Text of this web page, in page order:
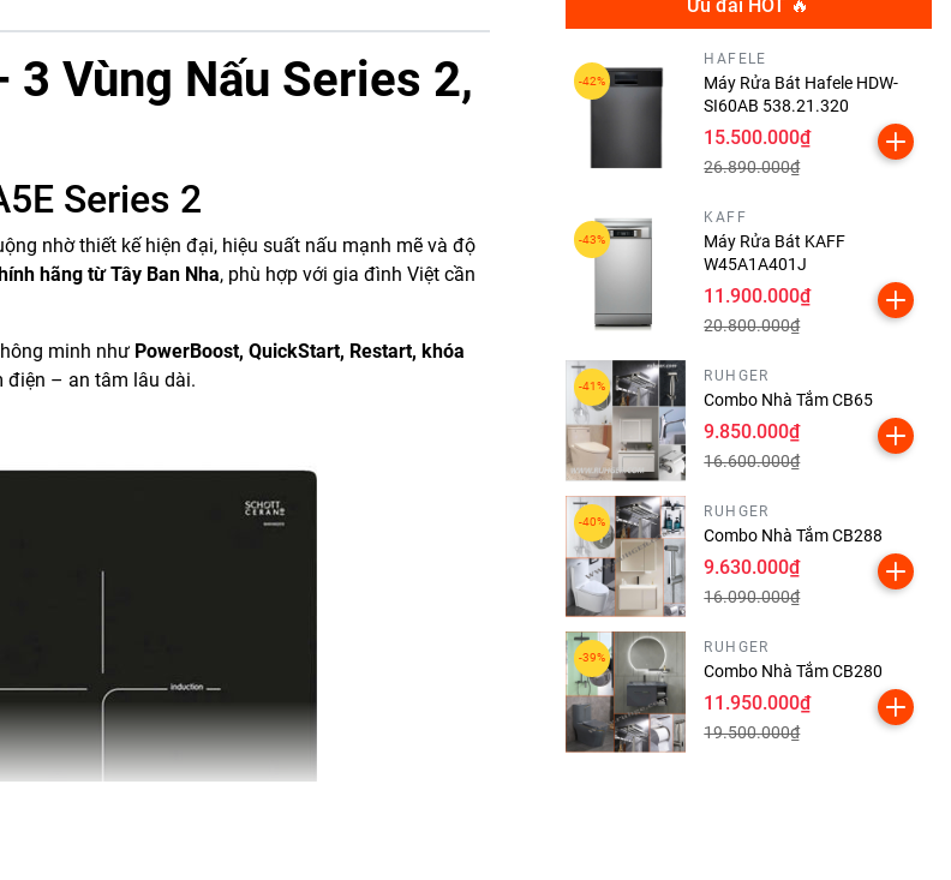
3 Vùng Nấu Series 2,
Series 2
nhờ thiết kế hiện đại, hiệu suất nấu mạnh mẽ và độ
hãng từ Tây Ban Nha, phù hợp với gia đình Việt cần
minh như PowerBoost, QuickStart, Restart, khóa
điện – an tâm lâu dài.
Ưu đãi HOT 🔥
HAFELE
Máy Rửa Bát Hafele HDW-
SI60AB 538.21.320
15.500.000₫
26.890.000₫
KAFF
Máy Rửa Bát KAFF
W45A1A401J
11.900.000₫
20.800.000₫
RUHGER
Combo Nhà Tắm CB65
9.850.000₫
16.600.000₫
RUHGER
Combo Nhà Tắm CB288
9.630.000₫
16.090.000₫
RUHGER
Combo Nhà Tắm CB280
11.950.000₫
19.500.000₫